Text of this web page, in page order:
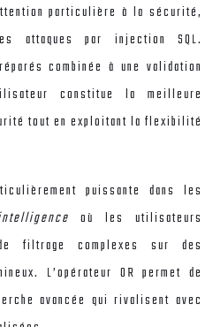
particulière à la sécurité,
attaques par injection SQL.
combinée à une validation
constitue la meilleure
tout en exploitant la flexibilité
puissante dans les
où les utilisateurs
filtrage complexes sur des
L’opérateur OR permet de
avancée qui rivalisent avec